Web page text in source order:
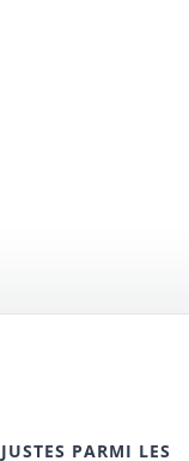
PARMI LES